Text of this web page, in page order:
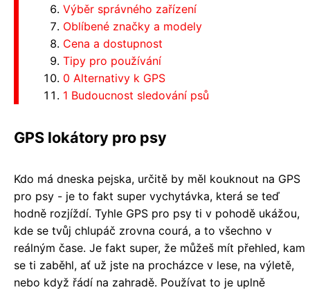
Výběr správného zařízení
Oblíbené značky a modely
Cena a dostupnost
Tipy pro používání
0 Alternativy k GPS
1 Budoucnost sledování psů
GPS lokátory pro psy
Kdo má dneska pejska, určitě by měl kouknout na GPS
pro psy - je to fakt super vychytávka, která se teď
hodně rozjíždí. Tyhle GPS pro psy ti v pohodě ukážou,
kde se tvůj chlupáč zrovna courá, a to všechno v
reálným čase. Je fakt super, že můžeš mít přehled, kam
se ti zaběhl, ať už jste na procházce v lese, na výletě,
nebo když řádí na zahradě. Používat to je uplně